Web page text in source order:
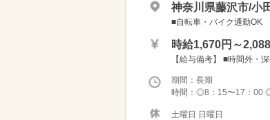
神奈川県藤沢市/小
■自転車・バイク通勤OK
時給1,670円～
【給与備考】 ■時間外・
期間：長期
時間：◎8：15〜17：00
土曜日 日曜日